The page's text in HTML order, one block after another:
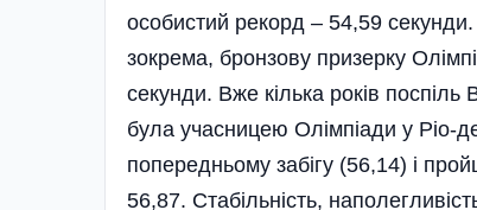
особистий рекорд – 54,59
зокрема, бронзову призерку
секунди. Вже кілька років поспіль
була учасницею Олімпіади у Ріо-
попередньому забігу (56,14) і
56,87. Стабільність,